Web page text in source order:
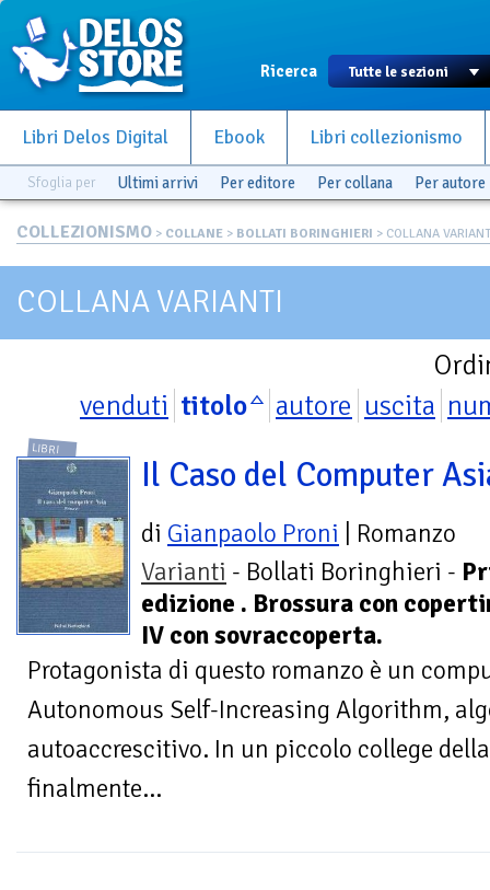
Ricerca
Libri Delos Digital Ebook Libri collezionismo
Sfoglia per Ultimi arrivi Per editore Per collana Per autore
COLLEZIONISMO > COLLANE > BOLLATI BORINGHIERI > COLLANA
COLLANA VARIANTI
venduti titolo autore uscita
LIBRI
Il Caso del Computer
di Gianpaolo Proni | Romanzo
Varianti - Bollati Boringhieri -
edizione . Brossura con
IV con sovraccoperta.
Protagonista di questo romanzo è un
Autonomous Self-Increasing Algorithm,
autoaccrescitivo. In un piccolo college
finalmente...